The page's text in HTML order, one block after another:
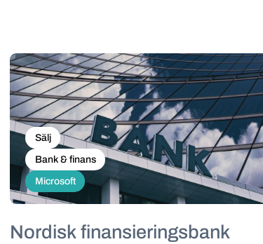
Sälj
Bank & finans
Microsoft
Nordisk finansieringsbank